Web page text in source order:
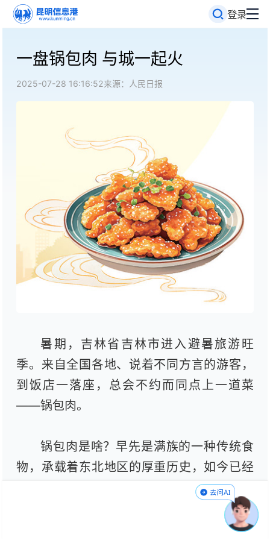
登录
一盘锅包肉 与城一起火
2025-07-28 16:16:52来源：人民日报
暑期，吉林省吉林市进入避暑旅游旺
季。来自全国各地、说着不同方言的游客，
到饭店一落座，总会不约而同点上一道菜
——锅包肉。
锅包肉是啥？早先是满族的一种传统食
物，承载着东北地区的厚重历史，如今已经
吉林市的锅包肉历史悠久，在老吉林人